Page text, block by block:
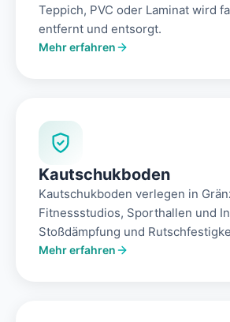
Teppich, PVC oder Laminat wird
entfernt und entsorgt.
Mehr erfahren
Kautschukboden
Kautschukboden verlegen in
Fitnessstudios, Sporthallen und
Stoßdämpfung und
Mehr erfahren